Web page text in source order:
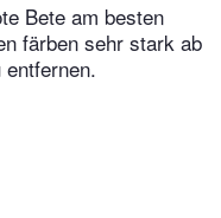
Bete am besten
färben sehr stark ab